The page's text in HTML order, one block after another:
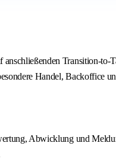
Transition-to-
Handel, Backoffice
Abwicklung und